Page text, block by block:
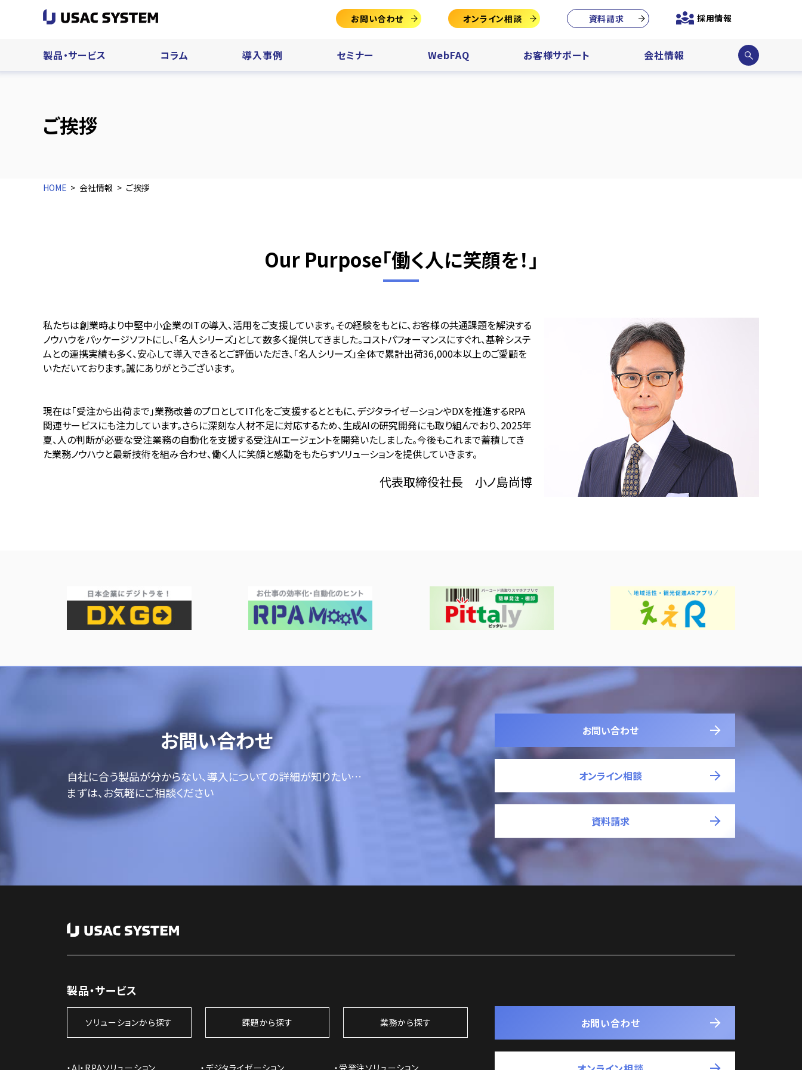
製品・サービス コラム 導入事例 セミナー WebFAQ お客様サポート 会社情報
サイ
ト内
お問い合わせ オンライン相談 資料請求 採用情報
ご挨拶
HOME 会社情報 ご挨拶
Our Purpose「働く人に笑顔を！」
私たちは創業時より中堅中小企業のITの導入、活用をご支援しています。その経験をもとに、お客様の共通課題を解決する
ノウハウをパッケージソフトにし、「名人シリーズ」として数多く提供してきました。コストパフォーマンスにすぐれ、基幹システ
ムとの連携実績も多く、安心して導入できるとご評価いただき、「名人シリーズ」全体で累計出荷36,000本以上のご愛顧を
いただいております。誠にありがとうございます。
現在は「受注から出荷まで」業務改善のプロとしてIT化をご支援するとともに、デジタライゼーションやDXを推進するRPA
関連サービスにも注力しています。さらに深刻な人材不足に対応するため、生成AIの研究開発にも取り組んでおり、2025年
夏、人の判断が必要な受注業務の自動化を支援する受注AIエージェントを開発いたしました。今後もこれまで蓄積してき
た業務ノウハウと最新技術を組み合わせ、働く人に笑顔と感動をもたらすソリューションを提供していきます。
代表取締役社長 小ノ島尚博
お問い合わせ
自社に合う製品が分からない、導入についての詳細が知りたい…
まずは、お気軽にご相談ください
お問い合わせ
オンライン相談
資料請求
製品・サービス
ソリューションから探す 課題から探す 業務から探す
AI・RPAソリューション デジタライゼーション 受発注ソリューション
お問い合わせ